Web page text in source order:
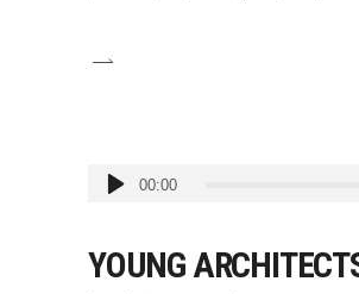
Audio
00:00
YOUNG